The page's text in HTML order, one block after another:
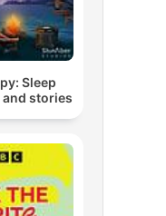
Sleep
stories